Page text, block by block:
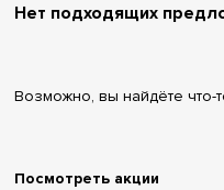
Нет подходящих
Возможно, вы найдёте что-
Посмотреть акции